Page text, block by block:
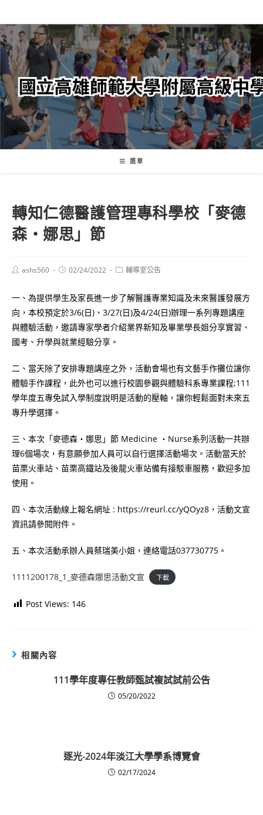
轉
至
主
內
容
選單
轉知仁德醫護管理專科學校「麥德
森・娜思」節
Postashs560
Post02/24/2022
Post輔導室公告
一、為提供學生及家長進一步了解醫護專業知識及未來醫護發展方
向，本校預定於3/6(日)、3/27(日)及4/24(日)辦理一系列專題講座
與體驗活動，邀請專家學者介紹業界新知及畢業學長姐分享實習、
國考、升學與就業經驗分享。
二、當天除了安排專題講座之外，活動會場也有文藝手作攤位讓你
體驗手作課程，此外也可以進行校園參觀與體驗科系專業課程;111
學年度五專免試入學制度說明是活動的壓軸，讓你輕鬆面對未來五
專升學選擇。
三、本次「麥德森・娜思」節 Medicine ・Nurse系列活動一共辦
理6個場次，有意願參加人員可以自行選擇活動場次。活動當天於
苗栗火車站、苗栗高鐵站及後龍火車站備有接駁車服務，歡迎多加
使用。
四、本次活動線上報名網址 : https://reurl.cc/yQOyz8，活動文宣
資訊請參閱附件。
五、本次活動承辦人員蔡瑞美小姐，連絡電話037730775。
1111200178_1_麥德森娜思活動文宣 下載
Post Views: 146
相關內容
111學年度專任教師甄試複試試前公告
05/20/2022
逐光-2024年淡江大學學系博覽會
02/17/2024